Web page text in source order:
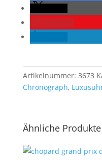
Artikelnummer: 3673
Chronograph,
Ähnliche Produkte